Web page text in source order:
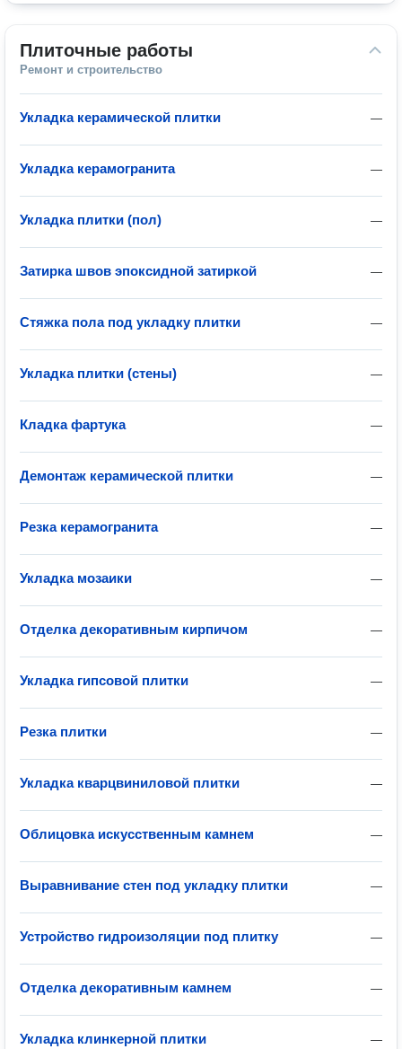
Плиточные работы
Ремонт и строительство
—
Укладка керамической плитки
—
Укладка керамогранита
—
Укладка плитки (пол)
—
Затирка швов эпоксидной затиркой
—
Стяжка пола под укладку плитки
—
Укладка плитки (стены)
—
Кладка фартука
—
Демонтаж керамической плитки
—
Резка керамогранита
—
Укладка мозаики
—
Отделка декоративным кирпичом
—
Укладка гипсовой плитки
—
Резка плитки
—
Укладка кварцвиниловой плитки
—
Облицовка искусственным камнем
—
Выравнивание стен под укладку плитки
—
Устройство гидроизоляции под плитку
—
Отделка декоративным камнем
—
Укладка клинкерной плитки